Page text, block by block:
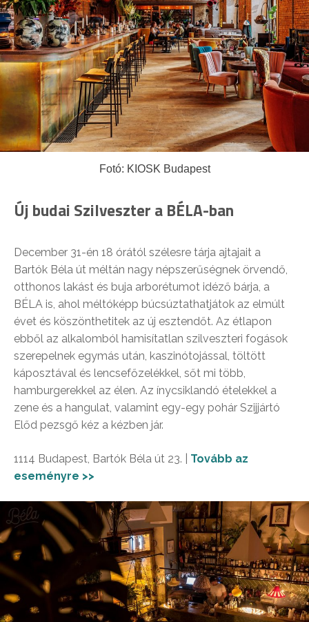
Fotó: KIOSK Budapest
Új budai Szilveszter a BÉLA-ban
December 31-én 18 órától szélesre tárja ajtajait a
Bartók Béla út méltán nagy népszerűségnek örvendő,
otthonos lakást és buja arborétumot idéző bárja, a
BÉLA is, ahol méltóképp búcsúztathatjátok az elmúlt
évet és köszönthetitek az új esztendőt. Az étlapon
ebből az alkalomból hamisítatlan szilveszteri fogások
szerepelnek egymás után, kaszinótojással, töltött
káposztával és lencsefőzelékkel, sőt mi több,
hamburgerekkel az élen. Az ínycsiklandó ételekkel a
zene és a hangulat, valamint egy-egy pohár Szijjártó
Előd pezsgő kéz a kézben jár.
1114 Budapest, Bartók Béla út 23. | Tovább az
eseményre >>